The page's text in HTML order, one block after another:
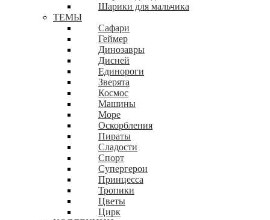
Шарики для мальчика
ТЕМЫ
Сафари
Геймер
Динозавры
Дисней
Единороги
Зверята
Космос
Машины
Море
Оскорбления
Пираты
Сладости
Спорт
Супергерои
Принцесса
Тропики
Цветы
Цирк